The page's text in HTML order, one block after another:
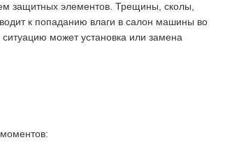
защитных элементов. Трещины, сколы,
к попаданию влаги в салон машины во
может установка или замена